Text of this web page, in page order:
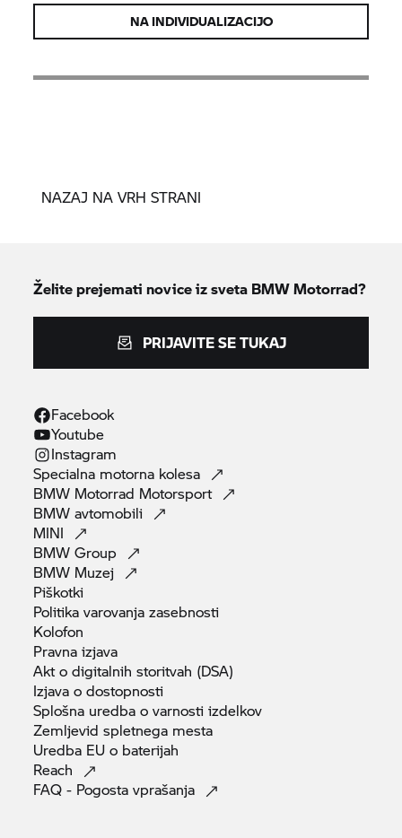
NA INDIVIDUALIZACIJO
NAZAJ NA VRH STRANI
Želite prejemati novice iz sveta BMW Motorrad?
PRIJAVITE SE TUKAJ
Facebook
Youtube
Instagram
Specialna motorna kolesa
BMW Motorrad Motorsport
BMWavtomobili
MINI
BMWGroup
BMW Muzej
Piškotki
Politika varovanjazasebnosti
Kolofon
Pravnaizjava
Akt o digitalnih storitvah (DSA)
Izjava odostopnosti
Splošna uredba o varnostiizdelkov
Zemljevid spletnega mesta
Uredba EU o baterijah
Reach
FAQ - Pogostavprašanja